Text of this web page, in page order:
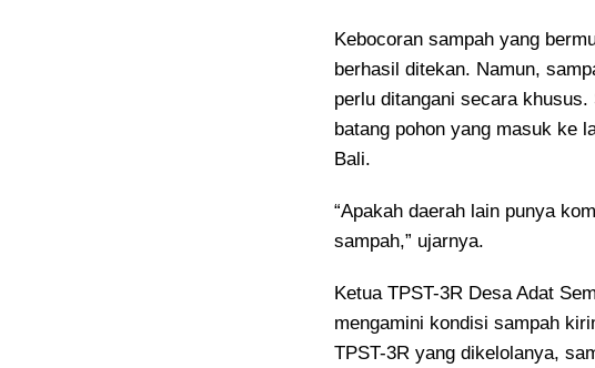
Kebocoran sampah yang
berhasil ditekan. Namun,
perlu ditangani secara
batang pohon yang masuk ke
Bali.
“Apakah daerah lain punya
sampah,” ujarnya.
Ketua TPST-3R Desa Adat
mengamini kondisi sampah
TPST-3R yang dikelolanya,